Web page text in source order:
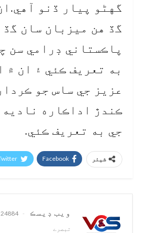
گهڻو پيار ڏنو
گڏ هن ميزبان سان گڏ
پاڪستاني ڊرامي سن
به تعريف ڪئي ۽ ان ۾
عزيز جي ساس جو
ڪندڙ اداڪاره
جي به تعريف ڪئي.
شیئر Facebook
ويب ڊيسڪ 24884 پوسٹس
تبصرے